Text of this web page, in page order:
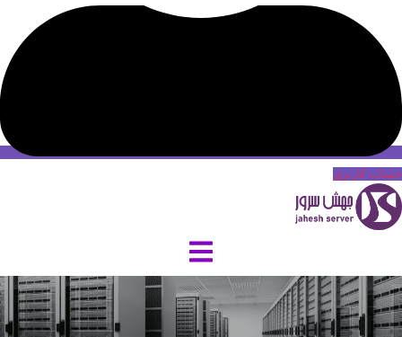
حساب کاربری